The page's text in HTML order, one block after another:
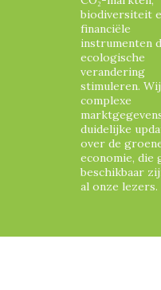
biodiversiteit
financiële
instrumenten
ecologische
verandering
stimuleren.
complexe
duidelijke
over de
economie, die
beschikbaar
al onze lezers.